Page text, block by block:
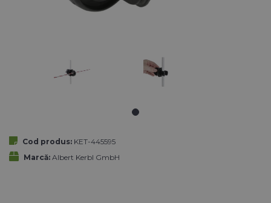
Cod produs: KET-445595
Marcă: Albert Kerbl GmbH